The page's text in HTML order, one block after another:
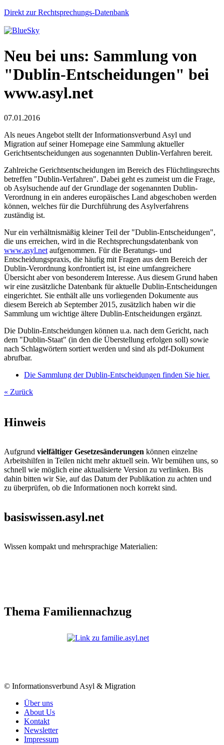
Direkt zur Rechtsprechungs-Datenbank
Neu bei uns: Sammlung von
"Dublin-Entscheidungen" bei
www.asyl.net
07.01.2016
Als neues Angebot stellt der Informationsverbund Asyl und
Migration auf seiner Homepage eine Sammlung aktueller
Gerichtsentscheidungen aus sogenannten Dublin-Verfahren bereit.
Zahlreiche Gerichtsentscheidungen im Bereich des Flüchtlingsrechts
betreffen "Dublin-Verfahren". Dabei geht es zumeist um die Frage,
ob Asylsuchende auf der Grundlage der sogenannten Dublin-
Verordnung in ein anderes europäisches Land abgeschoben werden
können, welches für die Durchführung des Asylverfahrens
zuständig ist.
Nur ein verhältnismäßig kleiner Teil der "Dublin-Entscheidungen",
die uns erreichen, wird in die Rechtsprechungsdatenbank von
www.asyl.net aufgenommen. Für die Beratungs- und
Entscheidungspraxis, die häufig mit Fragen aus dem Bereich der
Dublin-Verordnung konfrontiert ist, ist eine umfangreichere
Übersicht aber von besonderem Interesse. Aus diesem Grund haben
wir eine zusätzliche Datenbank für aktuelle Dublin-Entscheidungen
eingerichtet. Sie enthält alle uns vorliegenden Dokumente aus
diesem Bereich ab September 2015, zusätzlich haben wir die
Sammlung um wichtige ältere Dublin-Entscheidungen ergänzt.
Die Dublin-Entscheidungen können u.a. nach dem Gericht, nach
dem "Dublin-Staat" (in den die Überstellung erfolgen soll) sowie
nach Schlagwörtern sortiert werden und sind als pdf-Dokument
abrufbar.
Die Sammlung der Dublin-Entscheidungen finden Sie hier.
« Zurück
Hinweis
Aufgrund vielfältiger Gesetzesänderungen können einzelne
Arbeitshilfen in Teilen nicht mehr aktuell sein. Wir bemühen uns, so
schnell wie möglich eine aktualisierte Version zu verlinken. Bis
dahin bitten wir Sie, auf das Datum der Publikation zu achten und
zu überprüfen, ob die Informationen noch korrekt sind.
basiswissen.asyl.net
Wissen kompakt und mehrsprachige Materialien:
Thema Familiennachzug
© Informationsverbund Asyl & Migration
Über uns
About Us
Kontakt
Newsletter
Impressum